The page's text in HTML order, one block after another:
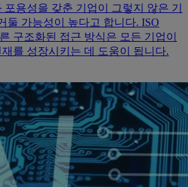
용성을 갖춘 기업이 그렇지 않은 기
둘 가능성이 높다고 합니다. ISO
구조화된 접근 방식은 모든 기업이
를 성장시키는 데 도움이 됩니다.